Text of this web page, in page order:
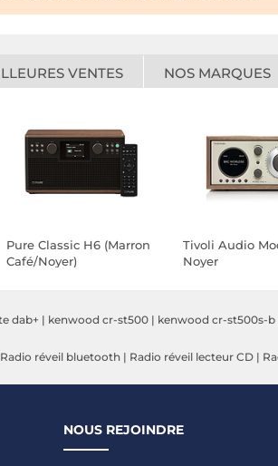
VENTES NOS MARQUES
Pure Classic H6 (Marron
Café/Noyer)
Tivoli Audio
Noyer
dab+ | kenwood cr-st500 | kenwood cr-st500s-b
Radio réveil bluetooth | Radio réveil lecteur CD |
NOUS REJOINDRE